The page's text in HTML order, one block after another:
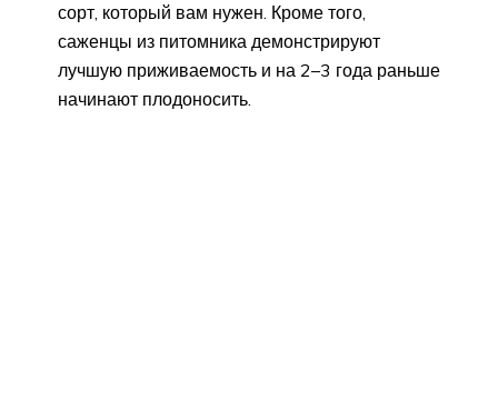
сорт, который вам нужен. Кроме того,
саженцы из питомника демонстрируют
лучшую приживаемость и на 2–3 года раньше
начинают плодоносить.